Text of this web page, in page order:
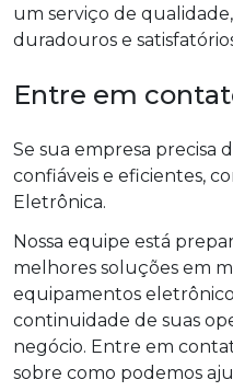
um serviço de
duradouros e
Entre em
Se sua empresa precisa
confiáveis e eficientes,
Eletrônica.
Nossa equipe está
melhores soluções em
equipamentos
continuidade de suas
negócio. Entre em
sobre como podemos